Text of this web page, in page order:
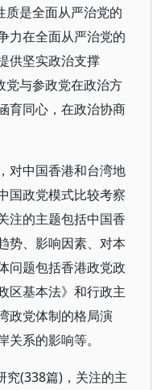
是全面从严治党的
力在全面从严治党的
供坚实政治支撑
党与参政党在政治方
育同心，在政治协商
对中国香港和台湾地
国政党模式比较考察
注的主题包括中国香
势、影响因素、对本
问题包括香港政党政
区基本法》和行政主
政党体制的格局演
系的影响等。
究(338篇)，关注的主